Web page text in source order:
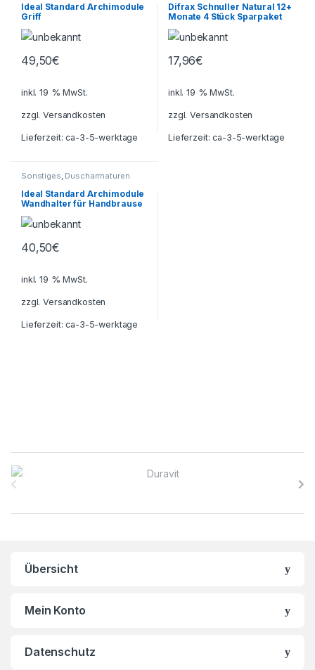
Ideal Standard Archimodule
Griff
49,50€
inkl. 19 % MwSt.
zzgl.Versandkosten
Lieferzeit:ca-3-5-werktage
Difrax Schnuller Natural 12+
Monate 4 Stück Sparpaket
17,96€
inkl. 19 % MwSt.
zzgl.Versandkosten
Lieferzeit:ca-3-5-werktage
Sonstiges, Duscharmaturen
Ideal Standard Archimodule
Wandhalter für Handbrause
40,50€
inkl. 19 % MwSt.
zzgl.Versandkosten
Lieferzeit:ca-3-5-werktage
Übersicht
Mein Konto
Datenschutz